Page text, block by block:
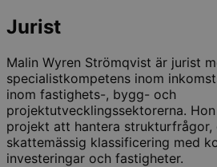
Jurist
Malin Wyren Strömqvist är jurist
specialistkompetens inom
inom fastighets-, bygg- och
projektutvecklingssektorerna.
projekt att hantera
skattemässig klassificering med
investeringar och fastigheter.